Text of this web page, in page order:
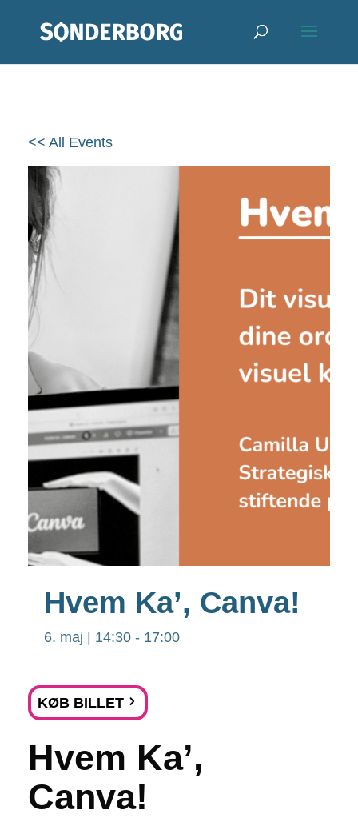
<< All Events
Hvem Ka’, Canva!
6. maj | 14:30 - 17:00
KØB BILLET
Hvem Ka’,
Canva!